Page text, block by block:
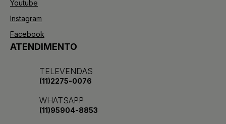
Youtube
Instagram
Facebook
ATENDIMENTO
TELEVENDAS
(11)2275-0076
WHATSAPP
(11)95904-8853